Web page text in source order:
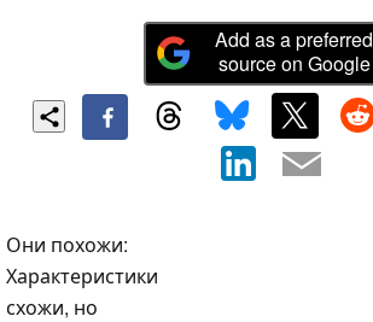
Add as a preferred
source on Google
Они похожи:
Характеристики
схожи, но